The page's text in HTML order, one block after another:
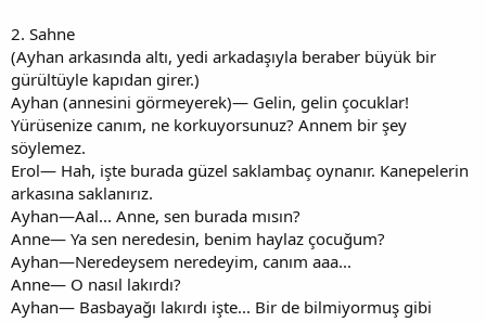
2. Sahne
(Ayhan arkasında altı, yedi arkadaşıyla beraber büyük bir
gürültüyle kapıdan girer.)
Ayhan (annesini görmeyerek)— Gelin, gelin çocuklar!
Yürüsenize canım, ne korkuyorsunuz? Annem bir şey
söylemez.
Erol— Hah, işte burada güzel saklambaç oynanır. Kanepelerin
arkasına saklanırız.
Ayhan—Aal... Anne, sen burada mısın?
Anne— Ya sen neredesin, benim haylaz çocuğum?
Ayhan—Neredeysem neredeyim, canım aaa...
Anne— O nasıl lakırdı?
Ayhan— Basbayağı lakırdı işte... Bir de bilmiyormuş gibi